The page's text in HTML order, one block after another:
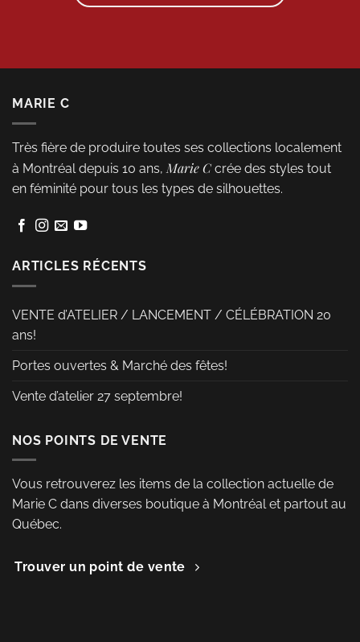
MARIE C
Très fière de produire toutes ses collections localement
à Montréal depuis 10 ans, Marie Ccrée des styles tout
en féminité pour tous les types de silhouettes.
ARTICLES RÉCENTS
VENTE d’ATELIER / LANCEMENT / CÉLÉBRATION 20
ans!
Portes ouvertes & Marché des fêtes!
Vente d’atelier 27 septembre!
NOS POINTS DE VENTE
Vous retrouverez les items de la collection actuelle de
Marie C dans diverses boutique à Montréal et partout au
Québec.
Trouver un point de vente